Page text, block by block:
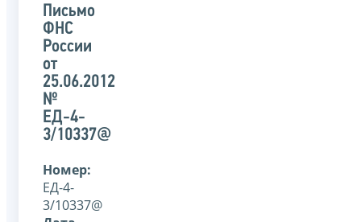
органом
указанного
письма
Письмо
ФНС
России
от
25.06.2012
№
ЕД-4-
3/10337@
Номер:
ЕД-4-
3/10337@